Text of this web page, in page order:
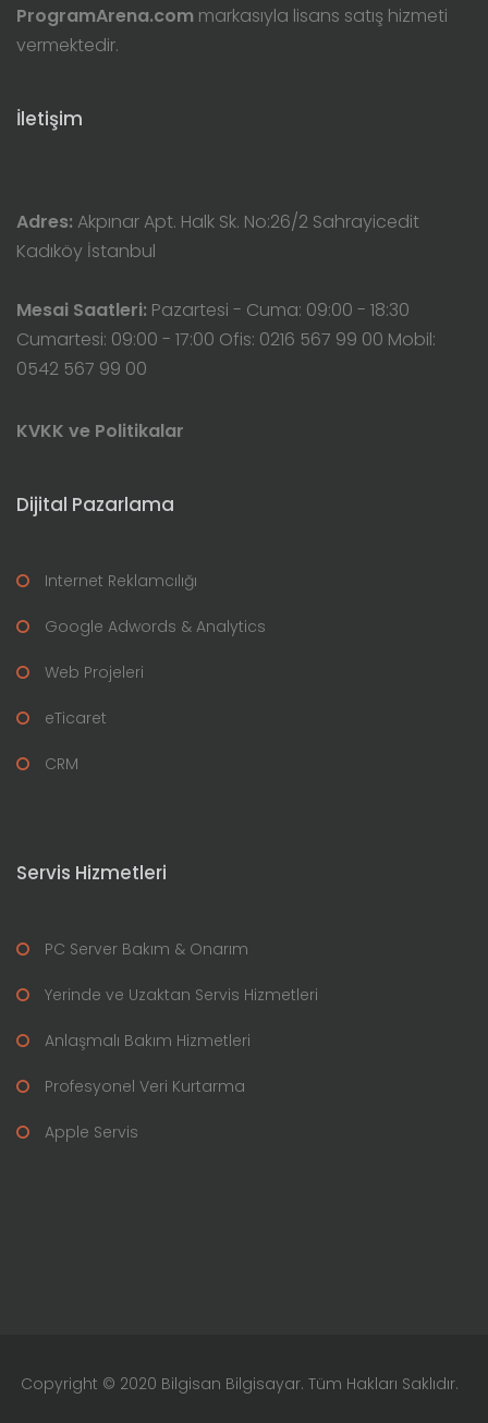
ProgramArena.com markasıyla lisans satış hizmeti
vermektedir.
İletişim
Adres: Akpınar Apt. Halk Sk. No:26/2 Sahrayicedit
Kadıköy İstanbul
Mesai Saatleri: Pazartesi - Cuma: 09:00 - 18:30
Cumartesi: 09:00 - 17:00 Ofis: 0216 567 99 00 Mobil:
0542 567 99 00
KVKK ve Politikalar
Dijital Pazarlama
Internet Reklamcılığı
Google Adwords & Analytics
Web Projeleri
eTicaret
CRM
Servis Hizmetleri
PC Server Bakım & Onarım
Yerinde ve Uzaktan Servis Hizmetleri
Anlaşmalı Bakım Hizmetleri
Profesyonel Veri Kurtarma
Apple Servis
Copyright © 2020 Bilgisan Bilgisayar. Tüm Hakları Saklıdır.